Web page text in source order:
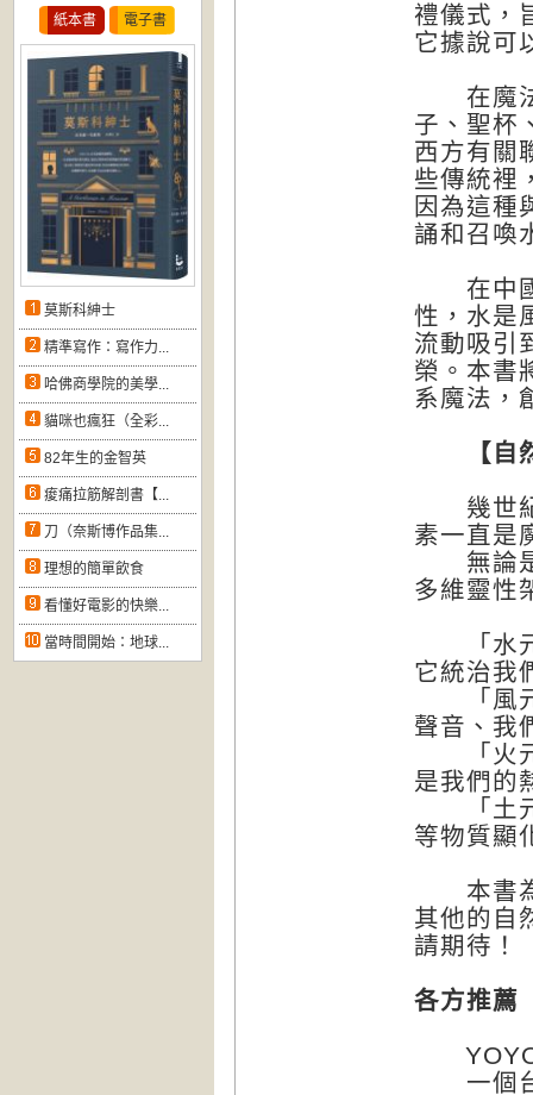
紙本書 電子書
莫斯科紳士
精準寫作：寫作力...
哈佛商學院的美學...
貓咪也瘋狂（全彩...
82年生的金智英
痠痛拉筋解剖書【...
刀（奈斯博作品集...
理想的簡單飲食
看懂好電影的快樂...
當時間開始：地球...
禮儀式，
它據說可
在魔法
子、聖杯
西方有關
些傳統裡
因為這種
誦和召喚
在中國
性，水是
流動吸引
榮。本書
系魔法，
【自
幾世紀
素一直是
無論是
多維靈性
「水元
它統治我
「風元
聲音、我
「火元
是我們的
「土元
等物質顯
本書為
其他的自
請期待！
各方推薦
一個台